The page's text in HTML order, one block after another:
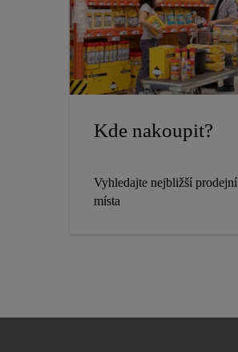
Kde nakoupit?
Vyhledajte nejbližší prodejní
místa